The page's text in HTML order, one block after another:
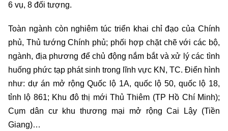
6 vụ, 8 đối tượng.
Toàn ngành còn nghiêm túc triển khai chỉ đạo của Chính
phủ, Thủ tướng Chính phủ; phối hợp chặt chẽ với các bộ,
ngành, địa phương để chủ động nắm bắt và xử lý các tình
huống phức tạp phát sinh trong lĩnh vực KN, TC. Điển hình
như: dự án mở rộng Quốc lộ 1A, quốc lộ 50, quốc lộ 18,
tỉnh lộ 861; Khu đô thị mới Thủ Thiêm (TP Hồ Chí Minh);
Cụm dân cư khu thương mại mở rộng Cai Lậy (Tiền
Giang)…